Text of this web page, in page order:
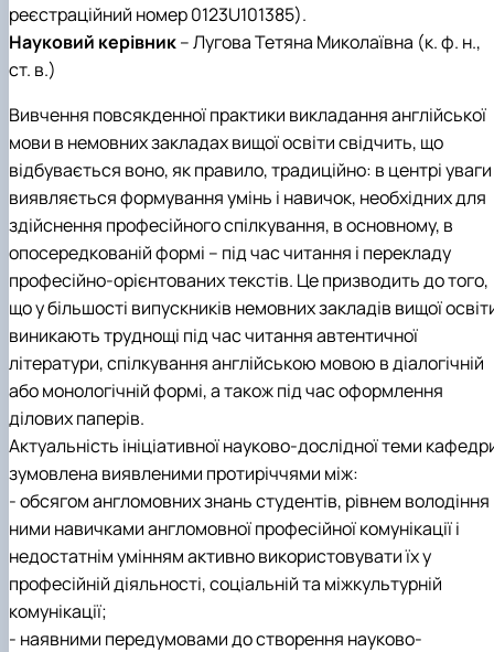
реєстраційний номер 0123U101385).
Науковий керівник– Лугова Тетяна Миколаївна (к. ф. н.,
ст. в.)
Вивчення повсякденної практики викладання англійської
мови в немовних закладах вищої освіти свідчить, що
відбувається воно, як правило, традиційно: в центрі уваги
виявляється формування умінь і навичок, необхідних для
здійснення професійного спілкування, в основному, в
опосередкованій формі – під час читання і перекладу
професійно-орієнтованих текстів. Це призводить до того,
що у більшості випускників немовних закладів вищої
виникають труднощі під час читання автентичної
літератури, спілкування англійською мовою в діалогічній
або монологічній формі, а також під час оформлення
ділових паперів.
Актуальність ініціативної науково-дослідної теми
зумовлена виявленими протиріччями між:
- обсягом англомовних знань студентів, рівнем володіння
ними навичками англомовної професійної комунікації і
недостатнім умінням активно використовувати їх у
професійній діяльності, соціальній та міжкультурній
комунікації;
- наявними передумовами до створення науково-